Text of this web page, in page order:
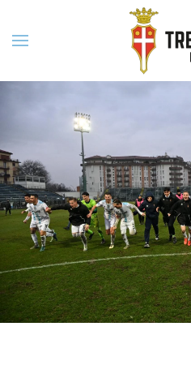
Skip to main content